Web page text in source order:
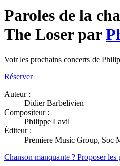
Paroles de la
The Loser par
Voir les prochains concerts de
Réserver
Auteur :
Didier Barbelivien
Compositeur :
Philippe Lavil
Éditeur :
Premiere Music Group, Soc
Chanson manquante ? Proposer les